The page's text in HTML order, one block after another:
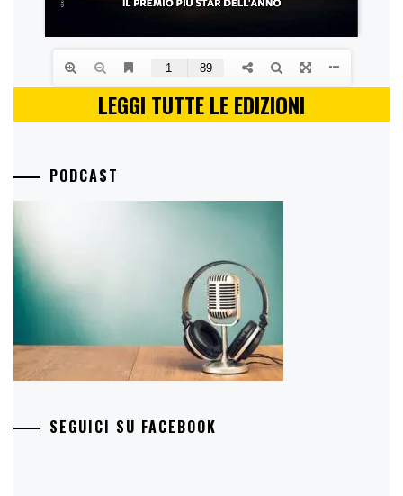
LEGGI TUTTE LE EDIZIONI
PODCAST
SEGUICI SU FACEBOOK